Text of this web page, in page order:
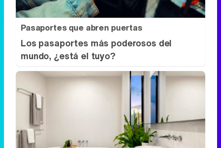
Pasaportes que abren puertas
Los pasaportes más poderosos del
mundo, ¿está el tuyo?